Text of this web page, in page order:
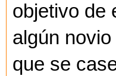
objetivo de
algún
que se